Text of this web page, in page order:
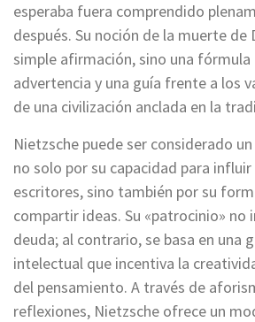
esperaba fuera comprendido
después. Su noción de la muerte de
simple afirmación, sino una fórmula
advertencia y una guía frente a los
de una civilización anclada en la
Nietzsche puede ser considerado
no solo por su capacidad para
escritores, sino también por su
compartir ideas. Su «patrocinio» no
deuda; al contrario, se basa en una
intelectual que incentiva la
del pensamiento. A través de
reflexiones, Nietzsche ofrece un